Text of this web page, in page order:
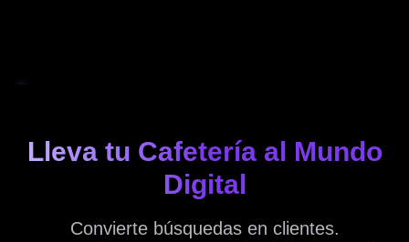
Lleva tu Cafetería al Mundo
Digital
Convierte búsquedas en clientes.